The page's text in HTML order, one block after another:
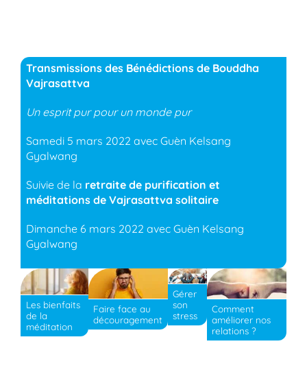
Transmissions des Bénédictions de Bouddha
Vajrasattva
Un esprit pur pour un monde pur
Samedi 5 mars 2022 avec Guèn Kelsang
Gyalwang
Suivie de la retraite de purification et
méditations de Vajrasattva solitaire
Dimanche 6 mars 2022 avec Guèn Kelsang
Gyalwang
Les bienfaits
de la
méditation
Faire face au
découragement
Gérer
son
stress
Comment
améliorer nos
relations ?